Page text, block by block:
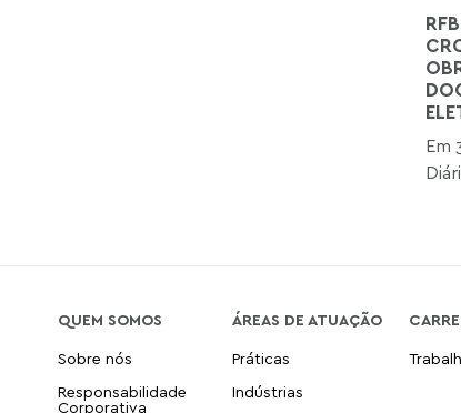
Em
QUEM SOMOS
Sobre nós
Responsabilidade
Corporativa
ÁREAS DE ATUAÇÃO
Práticas
Indústrias